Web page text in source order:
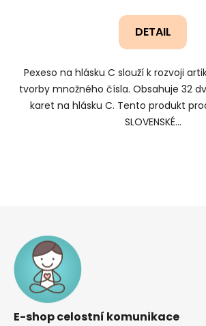
DETAIL
Pexeso na hlásku C slouží k rozvoji
tvorby množného čísla. Obsahuje 32
karet na hlásku C. Tento produkt
SLOVENSKÉ...
E-shop celostní komunikace